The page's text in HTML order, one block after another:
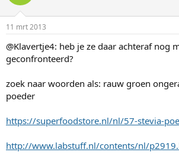
11 mrt 2013
@Klavertje4: heb je ze daar achteraf nog
geconfronteerd?
zoek naar woorden als: rauw groen
poeder
https://superfoodstore.nl/nl/57-stevia-
http://www.labstuff.nl/contents/nl/